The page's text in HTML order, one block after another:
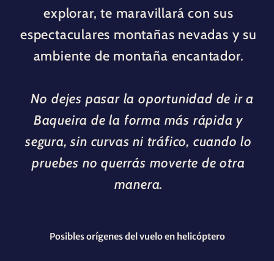
explorar, te maravillará con sus
espectaculares montañas nevadas y su
ambiente de montaña encantador.
No dejes pasar la oportunidad de ir a
Baqueira de la forma más rápida y
segura, sin curvas ni tráfico, cuando lo
pruebes no querrás moverte de otra
manera.
Posibles orígenes del vuelo en helicóptero